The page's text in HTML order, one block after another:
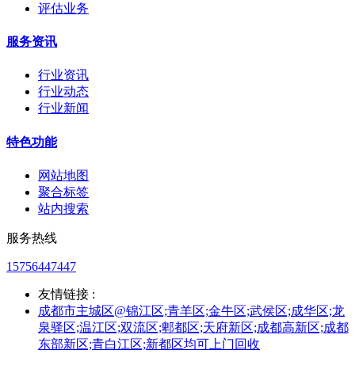
评估业务
服务资讯
行业资讯
行业动态
行业新闻
特色功能
网站地图
聚合标签
站内搜索
服务热线
15756447447
友情链接 :
成都市主城区@锦江区;青羊区;金牛区;武侯区;成华区;龙
泉驿区;温江区;双流区;郫都区;天府新区;成都高新区;成都
东部新区;青白江区;新都区均可上门回收